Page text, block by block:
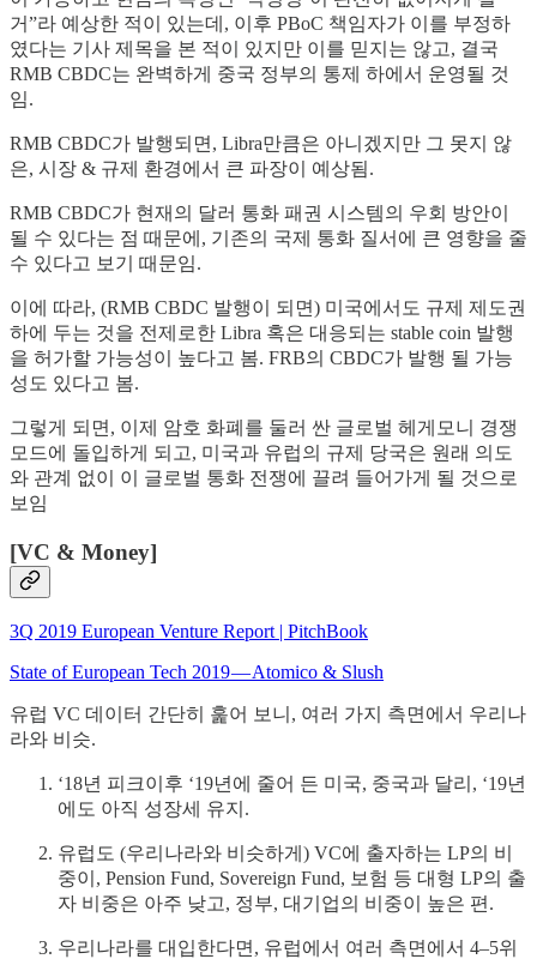
거”라 예상한 적이 있는데, 이후 PBoC 책임자가 이를 부정하
였다는 기사 제목을 본 적이 있지만 이를 믿지는 않고, 결국
RMB CBDC는 완벽하게 중국 정부의 통제 하에서 운영될 것
임.
RMB CBDC가 발행되면, Libra만큼은 아니겠지만 그 못지 않
은, 시장 & 규제 환경에서 큰 파장이 예상됨.
RMB CBDC가 현재의 달러 통화 패권 시스템의 우회 방안이
될 수 있다는 점 때문에, 기존의 국제 통화 질서에 큰 영향을 줄
수 있다고 보기 때문임.
이에 따라, (RMB CBDC 발행이 되면) 미국에서도 규제 제도권
하에 두는 것을 전제로한 Libra 혹은 대응되는 stable coin 발행
을 허가할 가능성이 높다고 봄. FRB의 CBDC가 발행 될 가능
성도 있다고 봄.
그렇게 되면, 이제 암호 화폐를 둘러 싼 글로벌 헤게모니 경쟁
모드에 돌입하게 되고, 미국과 유럽의 규제 당국은 원래 의도
와 관계 없이 이 글로벌 통화 전쟁에 끌려 들어가게 될 것으로
보임
[VC & Money]
3Q 2019 European Venture Report | PitchBook
State of European Tech 2019 — Atomico & Slush
유럽 VC 데이터 간단히 훑어 보니, 여러 가지 측면에서 우리나
라와 비슷.
‘18년 피크이후 ‘19년에 줄어 든 미국, 중국과 달리, ‘19년
에도 아직 성장세 유지.
유럽도 (우리나라와 비슷하게) VC에 출자하는 LP의 비
중이, Pension Fund, Sovereign Fund, 보험 등 대형 LP의 출
자 비중은 아주 낮고, 정부, 대기업의 비중이 높은 편.
우리나라를 대입한다면, 유럽에서 여러 측면에서 4–5위